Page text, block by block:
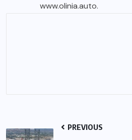
www.olinia.auto.
PREVIOUS